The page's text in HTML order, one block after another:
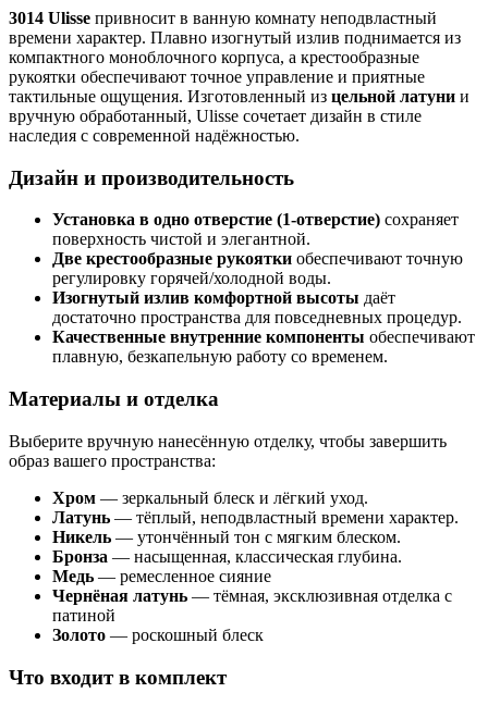
3014 Ulisse привносит в ванную комнату неподвластный
времени характер. Плавно изогнутый излив поднимается из
компактного моноблочного корпуса, а крестообразные
рукоятки обеспечивают точное управление и приятные
тактильные ощущения. Изготовленный из цельной латуни и
вручную обработанный, Ulisse сочетает дизайн в стиле
наследия с современной надёжностью.
Дизайн и производительность
Установка в одно отверстие (1-отверстие) сохраняет
поверхность чистой и элегантной.
Две крестообразные рукоятки обеспечивают точную
регулировку горячей/холодной воды.
Изогнутый излив комфортной высоты даёт
достаточно пространства для повседневных процедур.
Качественные внутренние компоненты обеспечивают
плавную, безкапельную работу со временем.
Материалы и отделка
Выберите вручную нанесённую отделку, чтобы завершить
образ вашего пространства:
Хром — зеркальный блеск и лёгкий уход.
Латунь — тёплый, неподвластный времени характер.
Никель — утончённый тон с мягким блеском.
Бронза — насыщенная, классическая глубина.
Медь — ремесленное сияние
Чернёная латунь — тёмная, эксклюзивная отделка с
патиной
Золото — роскошный блеск
Что входит в комплект